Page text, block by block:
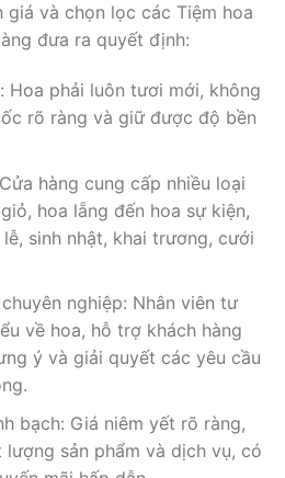
và chọn lọc các Tiệm hoa
đưa ra quyết định:
Hoa phải luôn tươi mới, không
rõ ràng và giữ được độ bền
hàng cung cấp nhiều loại
hoa lẵng đến hoa sự kiện,
sinh nhật, khai trương, cưới
nghiệp: Nhân viên tư
về hoa, hỗ trợ khách hàng
ý và giải quyết các yêu cầu
bạch: Giá niêm yết rõ ràng,
sản phẩm và dịch vụ, có